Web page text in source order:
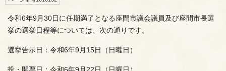
令和6年9月30日に任期満了となる座間市議会議員及び座間市長選
挙の選挙日程等については、次の通りです。
選挙告示日：令和6年9月15日（日曜日）